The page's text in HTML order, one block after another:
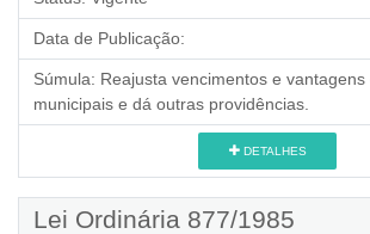
Data de Publicação:
Súmula: Reajusta vencimentos e
municipais e dá outras providências.
DETALHES
Lei Ordinária 877/1985